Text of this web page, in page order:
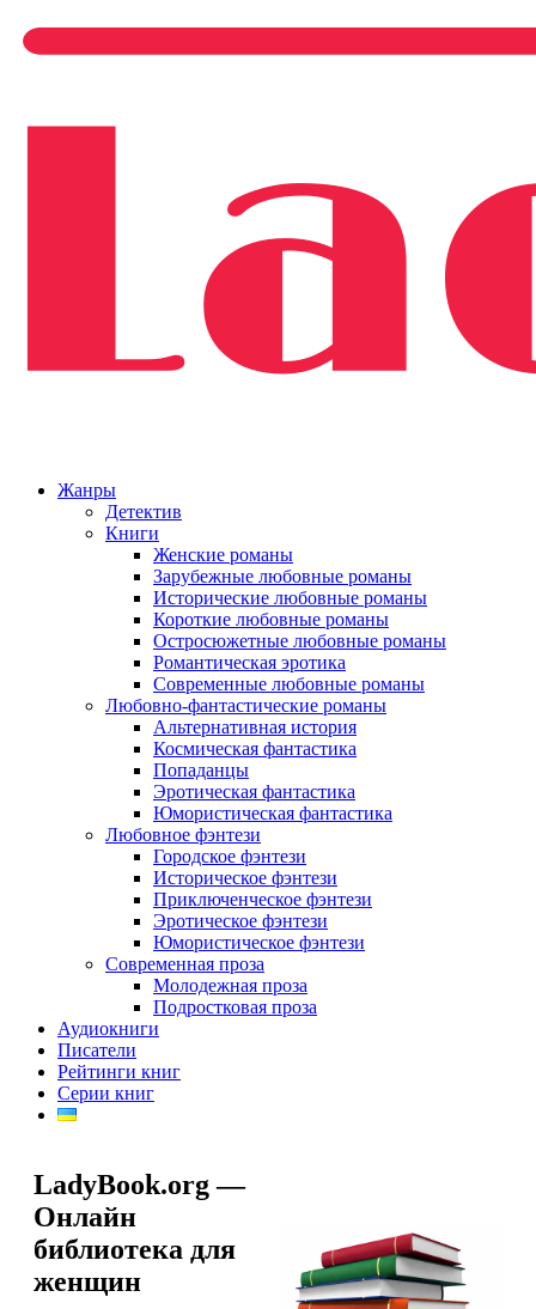
Жанры
Детектив
Книги
Женские романы
Зарубежные любовные романы
Исторические любовные романы
Короткие любовные романы
Остросюжетные любовные романы
Романтическая эротика
Современные любовные романы
Любовно-фантастические романы
Альтернативная история
Космическая фантастика
Попаданцы
Эротическая фантастика
Юмористическая фантастика
Любовное фэнтези
Городское фэнтези
Историческое фэнтези
Приключенческое фэнтези
Эротическое фэнтези
Юмористическое фэнтези
Современная проза
Молодежная проза
Подростковая проза
Аудиокниги
Писатели
Рейтинги книг
Серии книг
LadyBook.org —
Онлайн
библиотека для
женщин